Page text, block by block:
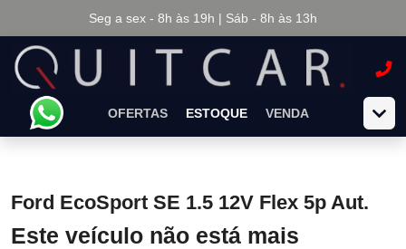
Seg a sex - 8h às 19h | Sáb - 8h às 13h
OFERTAS ESTOQUE VENDA
Ford EcoSport SE 1.5 12V Flex 5p Aut.
Este veículo não está mais